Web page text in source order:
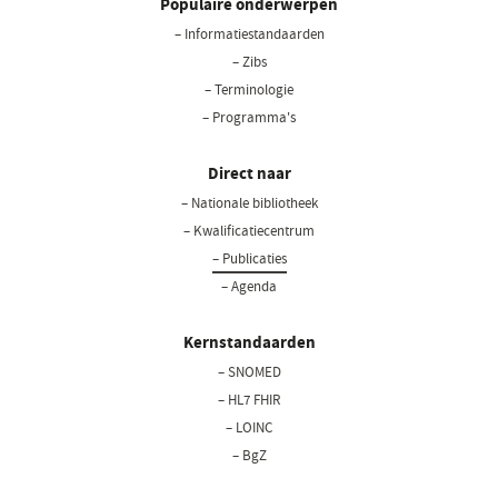
Populaire onderwerpen
– Informatiestandaarden
– Zibs
– Terminologie
– Programma's
Direct naar
– Nationale bibliotheek
– Kwalificatiecentrum
– Publicaties
– Agenda
Kernstandaarden
– SNOMED
– HL7 FHIR
– LOINC
– BgZ